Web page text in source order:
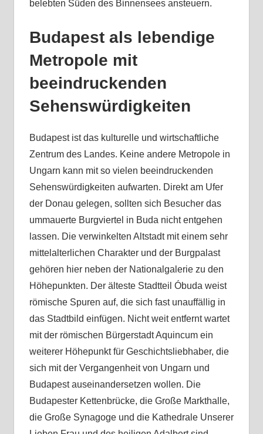
belebten Süden des Binnensees ansteuern.
Budapest als lebendige
Metropole mit
beeindruckenden
Sehenswürdigkeiten
Budapest ist das kulturelle und wirtschaftliche
Zentrum des Landes. Keine andere Metropole in
Ungarn kann mit so vielen beeindruckenden
Sehenswürdigkeiten aufwarten. Direkt am Ufer
der Donau gelegen, sollten sich Besucher das
ummauerte Burgviertel in Buda nicht entgehen
lassen. Die verwinkelten Altstadt mit einem sehr
mittelalterlichen Charakter und der Burgpalast
gehören hier neben der Nationalgalerie zu den
Höhepunkten. Der älteste Stadtteil Óbuda weist
römische Spuren auf, die sich fast unauffällig in
das Stadtbild einfügen. Nicht weit entfernt wartet
mit der römischen Bürgerstadt Aquincum ein
weiterer Höhepunkt für Geschichtsliebhaber, die
sich mit der Vergangenheit von Ungarn und
Budapest auseinandersetzen wollen. Die
Budapester Kettenbrücke, die Große Markthalle,
die Große Synagoge und die Kathedrale Unserer